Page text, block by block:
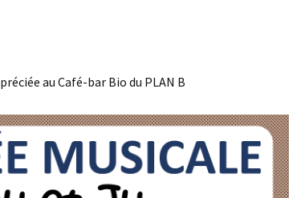
au Café-bar Bio du PLAN B